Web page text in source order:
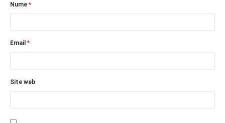
Nume *
Email *
Site web